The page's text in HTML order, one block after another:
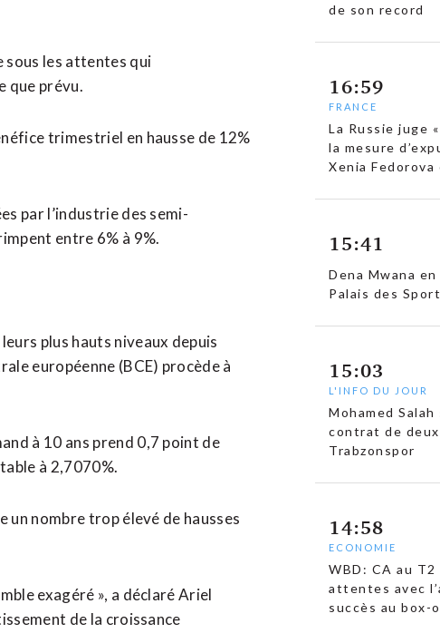
sous ‌les attentes qui
que prévu.
trimestriel en hausse de 12%
par l’industrie des semi-
entre 6% à 9%.
plus hauts niveaux depuis
européenne (BCE) procède à
à 10 ans prend 0,7 point de
à 2,7070%.
nombre trop élevé de hausses
exagéré », a déclaré Ariel
de ‌la croissance
de son record
16:59
FRANCE
La Russie juge
la mesure
Xenia Fedorova
15:41
Dena Mwana
Palais des
15:03
L'INFO DU JOUR
Mohamed
contrat de deux
Trabzonspor
14:58
ECONOMIE
WBD: CA au
attentes avec
succès au box-